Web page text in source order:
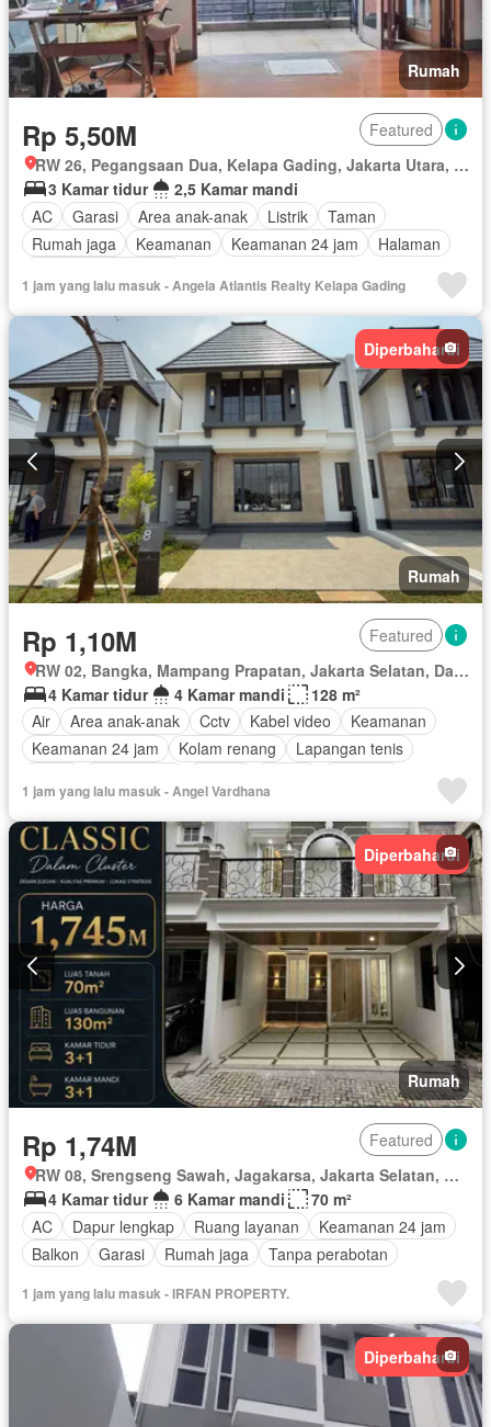
Rumah
Rp 5,50M
Featured
RW 26, Pegangsaan Dua, Kelapa Gading, Jakarta Utara, Daerah Khusus Ibukota Jakarta
3 Kamar tidur
2,5 Kamar mandi
AC
Garasi Area anak-anak Listrik
Taman
Rumah jaga
Keamanan Keamanan 24 jam
Halaman
1 jam yang lalu masuk - Angela Atlantis Realty Kelapa Gading
Diperbaharui
Rumah
Rp 1,10M
Featured
RW 02, Bangka, Mampang Prapatan, Jakarta Selatan, Daerah Khusus Ibukota Jakarta
4 Kamar tidur
4 Kamar mandi
128 m²
Air
Area anak-anak Cctv Kabel video
Keamanan
Keamanan 24 jam
Kolam renang
Lapangan tenis
Sebagian perabotan
1 jam yang lalu masuk - Angel Vardhana
Diperbaharui
Rumah
Rp 1,74M
Featured
RW 08, Srengseng Sawah, Jagakarsa, Jakarta Selatan, Daerah Khusus Ibukota Jakarta
4 Kamar tidur
6 Kamar mandi
70 m²
AC
Dapur lengkap Ruang layanan
Keamanan 24 jam
Balkon
Garasi Rumah jaga Tanpa perabotan
1 jam yang lalu masuk - IRFAN PROPERTY.
Diperbaharui